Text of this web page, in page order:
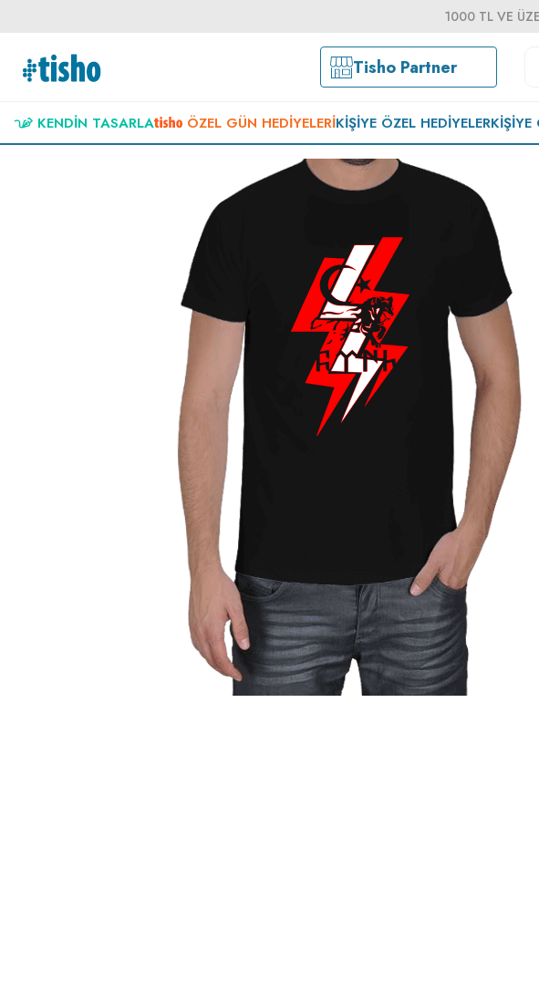
1000 TL VE
Tisho Partner
KENDIN TASARLA ÖZEL GÜN HEDIYELERIKIŞIYE ÖZEL HEDIYELERKIŞIYE